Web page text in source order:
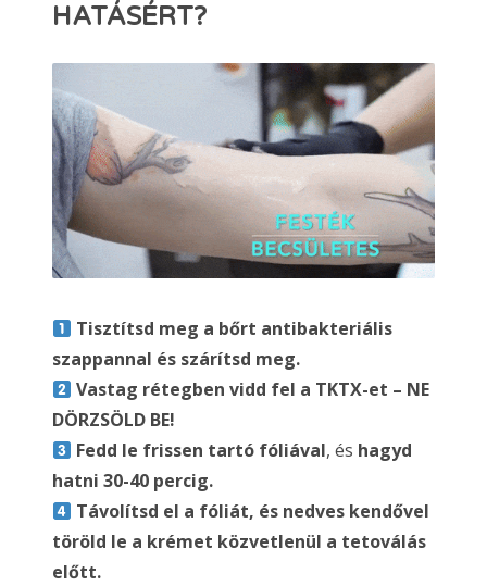
HATÁSÉRT?
Tisztítsd meg a bőrt antibakteriális
szappannal és szárítsd meg.
Vastag rétegben vidd fel a TKTX-et – NE
DÖRZSÖLD BE!
Fedd le frissen tartó fóliával, és hagyd
hatni 30-40 percig.
Távolítsd el a fóliát, és nedves kendővel
töröld le a krémet közvetlenül a tetoválás
előtt.